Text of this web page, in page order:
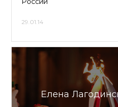
29.01.14
Елена